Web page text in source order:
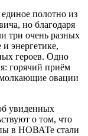
полотно из
но благодаря
три очень разных
энергетике,
героев. Одно
горячий приём
овации
увиденных
о том, что
в НОВАТе стали